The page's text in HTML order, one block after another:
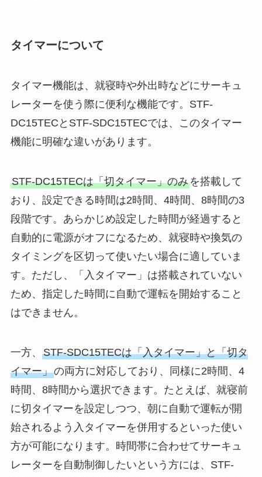
タイマーについて
タイマー機能は、就寝時や外出時などにサーキュ
レーターを使う際に便利な機能です。STF-
DC15TECとSTF-SDC15TECでは、このタイマー
機能に明確な違いがあります。
STF-DC15TECは「切タイマー」のみを搭載して
おり、設定できる時間は2時間、4時間、8時間の3
段階です。あらかじめ設定した時間が経過すると
自動的に電源がオフになるため、就寝時や換気の
タイミングを区切って使いたい場合に適していま
す。ただし、「入タイマー」は搭載されていない
ため、指定した時間に自動で運転を開始すること
はできません。
一方、 STF-SDC15TECは「入タイマー」と「切タ
イマー」の両方に対応しており、同様に2時間、4
時間、8時間から選択できます。たとえば、就寝前
に切タイマーを設定しつつ、朝に自動で運転が開
始されるよう入タイマーを併用するといった使い
方が可能になります。時間帯に合わせてサーキュ
レーターを自動制御したいという方には、STF-